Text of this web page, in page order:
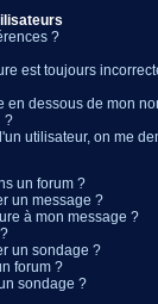
?
est toujours
dessous de mon
?
utilisateur, on me
un forum ?
un message ?
à mon message ?
un sondage ?
forum ?
sondage ?